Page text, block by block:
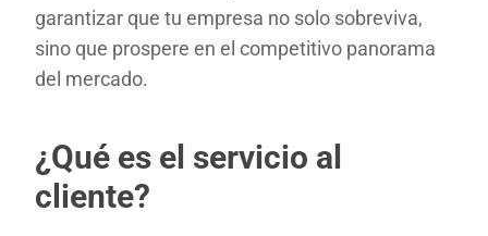
garantizar que tu empresa no solo sobreviva,
sino que prospere en el competitivo panorama
del mercado.
¿Qué es el servicio al
cliente?